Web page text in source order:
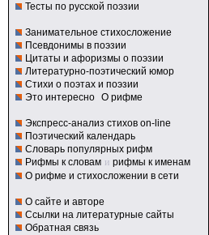
Тесты по русской поэзии
Занимательное стихосложение
Псевдонимы в поэзии
Цитаты и афоризмы о поэзии
Литературно-поэтический юмор
Стихи о поэтах и поэзии
Это интересно О рифме
Экспресс-анализ стихов on-line
Поэтический календарь
Словарь популярных рифм
Рифмы к словам и рифмы к именам
О рифме и стихосложении в сети
О сайте и авторе
Ссылки на литературные сайты
Обратная связь